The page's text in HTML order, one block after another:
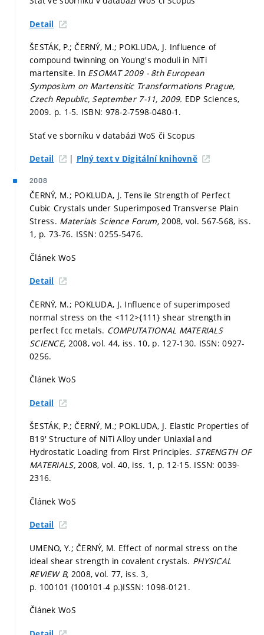
Detail
ŠESTÁK, P.; ČERNÝ, M.; POKLUDA, J. Influence of
compound twinning on Young's moduli in NiTi
martensite. In ESOMAT 2009 - 8th European
Symposium on Martensitic Transformations Prague,
Czech Republic, September 7-11, 2009. EDP Sciences,
2009. p. 1-5. ISBN: 978-2-7598-0480-1.
Stať ve sborníku v databázi WoS či Scopus
Detail | Plný text v Digitální knihovně
2008
ČERNÝ, M.; POKLUDA, J. Tensile Strength of Perfect
Cubic Crystals under Superimposed Transverse Plain
Stress. Materials Science Forum,2008, vol. 567-568, iss.
1, p. 73-76. ISSN: 0255-5476.
Článek WoS
Detail
ČERNÝ, M.; POKLUDA, J. Influence of superimposed
normal stress on the <112>{111} shear strength in
perfect fcc metals. COMPUTATIONAL MATERIALS
SCIENCE, 2008, vol. 44, iss. 10, p. 127-130. ISSN: 0927-
0256.
Článek WoS
Detail
ŠESTÁK, P.; ČERNÝ, M.; POKLUDA, J. Elastic Properties of
B19' Structure of NiTi Alloy under Uniaxial and
Hydrostatic Loading from First Principles. STRENGTH OF
MATERIALS,2008, vol. 40, iss. 1, p. 12-15. ISSN: 0039-
2316.
Článek WoS
Detail
UMENO, Y.; ČERNÝ, M. Effect of normal stress on the
ideal shear strength in covalent crystals. PHYSICAL
REVIEW B, 2008, vol. 77, iss. 3,
p. 100101 (100101-4 p.)ISSN: 1098-0121.
Článek WoS